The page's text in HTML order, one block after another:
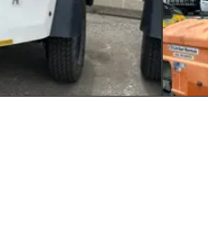
Trailers
Remolques
Remolques
plataforma
Remolques